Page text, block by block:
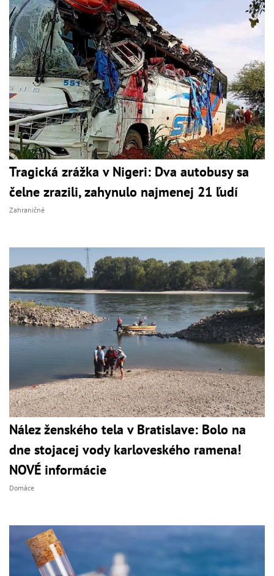
Tragická zrážka v Nigeri: Dva autobusy sa
čelne zrazili, zahynulo najmenej 21 ľudí
Zahraničné
Nález ženského tela v Bratislave: Bolo na
dne stojacej vody karloveského ramena!
NOVÉ informácie
Domáce